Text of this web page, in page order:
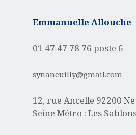
Emmanuelle Allouche
01 47 47 78 76 poste 6
synaneuilly@gmail.com
12, rue Ancelle 92200
SeineMétro : Les